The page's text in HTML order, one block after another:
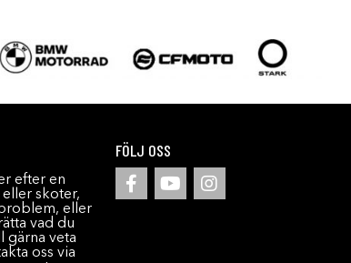
efter en
skoter,
eller
vad du
gärna veta
oss via
FÖLJ OSS